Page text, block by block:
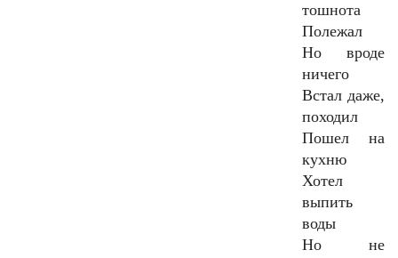
тошнота
Полежал
Но вроде
ничего
Встал даже,
походил
Пошел на
кухню
Хотел
выпить
воды
Но не